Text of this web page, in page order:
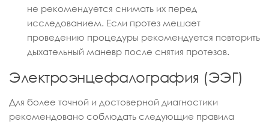
не рекомендуется снимать их перед
исследованием. Если протез мешает
проведению процедуры рекомендуется повторить
дыхательный маневр после снятия протезов.
Электроэнцефалография (ЭЭГ)
Для более точной и достоверной диагностики
рекомендовано соблюдать следующие правила